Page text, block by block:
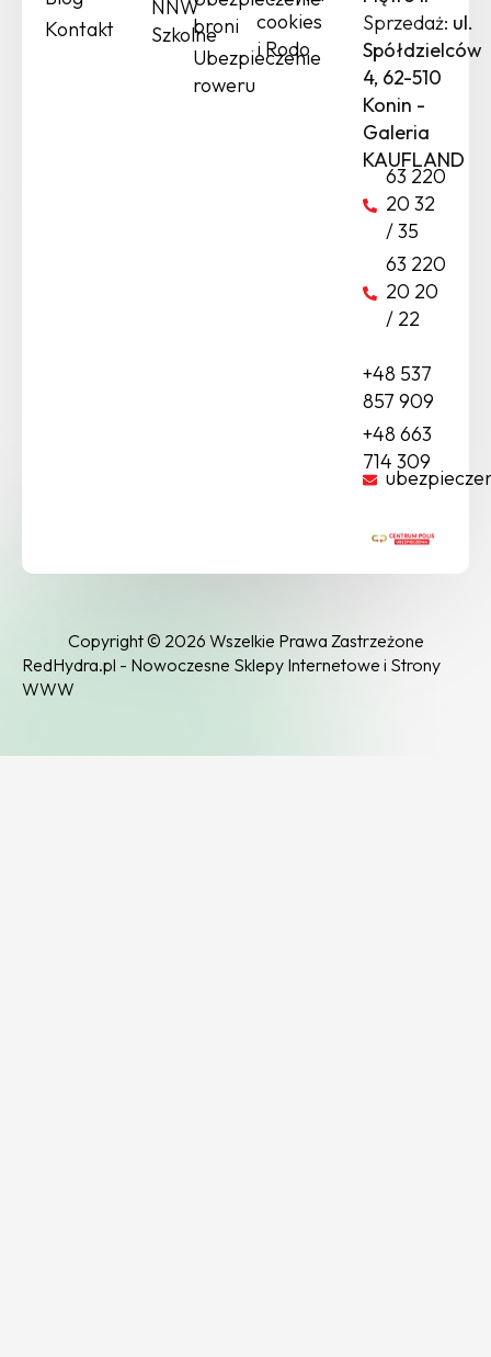
Kontakt
NNW
Szkolnebroni
Ubezpieczenie
roweru
cookies
i Rodo
Sprzedaż: ul.
Spółdzielców
4, 62-510
Konin -
Galeria
KAUFLAND
63 220
20 32
/ 35
63 220
20 20
/ 22
+48 537
857 909
+48 663
714 309
Copyright © 2026 Wszelkie Prawa Zastrzeżone
RedHydra.pl - Nowoczesne Sklepy Internetowe i Strony
WWW